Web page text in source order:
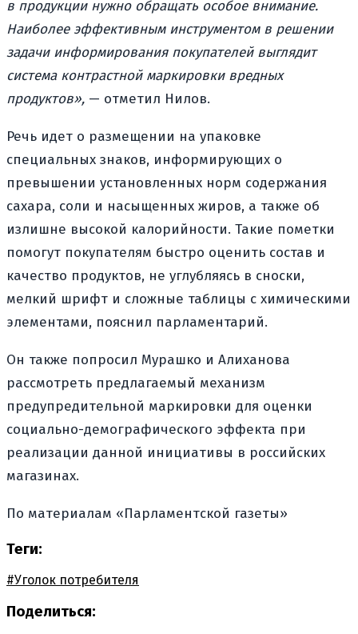
в продукции нужно обращать особое внимание.
Наиболее эффективным инструментом в решении
задачи информирования покупателей выглядит
система контрастной маркировки вредных
продуктов», — отметил Нилов.
Речь идет о размещении на упаковке
специальных знаков, информирующих о
превышении установленных норм содержания
сахара, соли и насыщенных жиров, а также об
излишне высокой калорийности. Такие пометки
помогут покупателям быстро оценить состав и
качество продуктов, не углубляясь в сноски,
мелкий шрифт и сложные таблицы с химическими
элементами, пояснил парламентарий.
Он также попросил Мурашко и Алиханова
рассмотреть предлагаемый механизм
предупредительной маркировки для оценки
социально-демографического эффекта при
реализации данной инициативы в российских
магазинах.
По материалам «Парламентской газеты»
Теги:
#Уголок потребителя
Поделиться: